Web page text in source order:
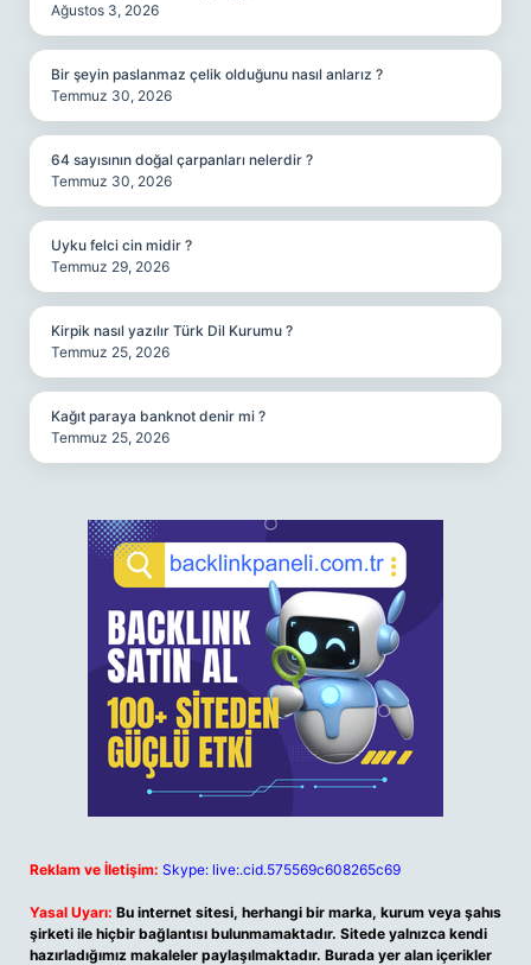
Ağustos 3, 2026
Bir şeyin paslanmaz çelik olduğunu nasıl anlarız ?
Temmuz 30, 2026
64 sayısının doğal çarpanları nelerdir ?
Temmuz 30, 2026
Uyku felci cin midir ?
Temmuz 29, 2026
Kirpik nasıl yazılır Türk Dil Kurumu ?
Temmuz 25, 2026
Kağıt paraya banknot denir mi ?
Temmuz 25, 2026
Reklam ve İletişim: Skype: live:.cid.575569c608265c69
Yasal Uyarı: Bu internet sitesi, herhangi bir marka, kurum veya şahıs
şirketi ile hiçbir bağlantısı bulunmamaktadır. Sitede yalnızca kendi
hazırladığımız makaleler paylaşılmaktadır. Burada yer alan içerikler